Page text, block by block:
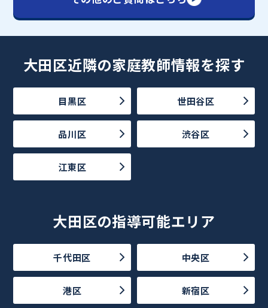
大田区近隣の家庭教師情報を探す
目黒区 世田谷区
品川区 渋谷区
江東区
大田区の指導可能エリア
千代田区 中央区
港区 新宿区